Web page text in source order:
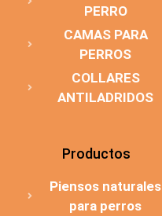
PERRO
CAMAS PARA
PERROS
COLLARES
ANTILADRIDOS
Productos
Piensos naturales
para perros